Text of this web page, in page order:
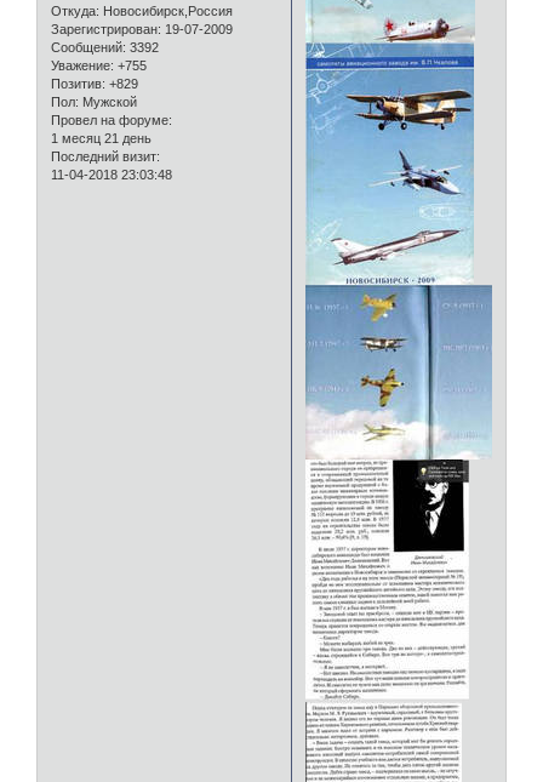
Откуда: Новосибирск,Россия
Зарегистрирован: 19-07-2009
Сообщений: 3392
Уважение: +755
Позитив: +829
Пол: Мужской
Провел на форуме:
1 месяц 21 день
Последний визит:
11-04-2018 23:03:48